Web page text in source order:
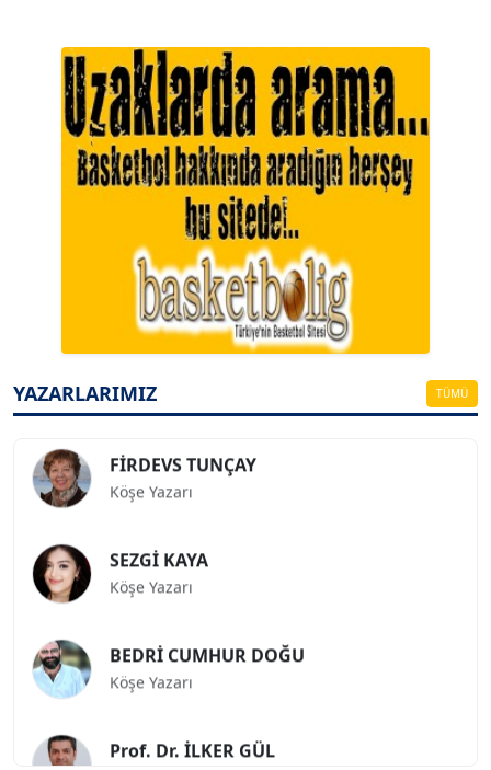
YAZARLARIMIZ TÜMÜ
A. BAHRİ VRESKALA
Köşe Yazarı
ESAT ERÇETİNGÖZ
Köşe Yazarı
Köşe Yazarı
Köşe Yazarı
Köşe Yazarı